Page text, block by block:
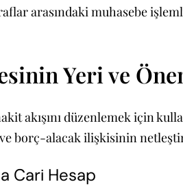
arasındaki muhasebe
Yeri ve
akışını düzenlemek için
borç-alacak ilişkisinin
Cari Hesap